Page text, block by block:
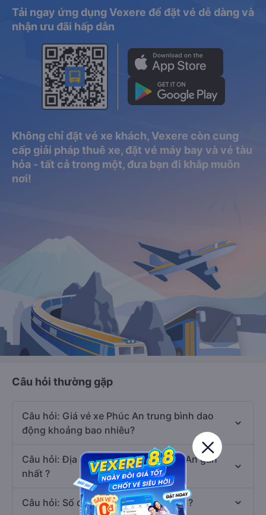
Tải ngay ứng dụng Vexere để đặt vé dễ dàng và
nhận ưu đãi hấp dẫn
Không chỉ đặt vé xe khách, Vexere còn cung
cấp giải pháp thuê xe, đặt vé máy bay và vé tàu
hỏa - tất cả trong một, đưa bạn đi khắp muôn
nơi!
Câu hỏi thường gặp
Câu hỏi: Giá vé xe Phúc An trung bình dao
động khoảng bao nhiêu?
Câu hỏi: Địa chỉ văn phòng xe Phúc An gần
nhất ?
Câu hỏi: Số điện thoại xe Phúc An là ?